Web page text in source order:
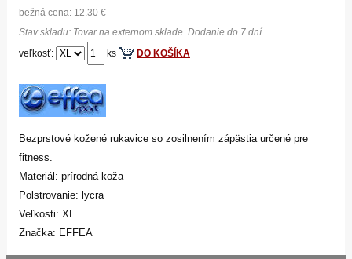
bežná cena: 12.30 €
Stav skladu: Tovar na externom sklade. Dodanie do 7 dní
veľkosť:
ks DO KOŠÍKA
Bezprstové kožené rukavice so zosilnením zápästia určené pre
fitness.
Materiál: prírodná koža
Polstrovanie: lycra
Veľkosti: XL
Značka: EFFEA